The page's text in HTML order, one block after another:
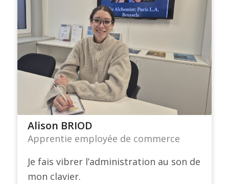
Alison BRIOD
Apprentie employée de commerce
Je fais vibrer l’administration au son de
mon clavier.